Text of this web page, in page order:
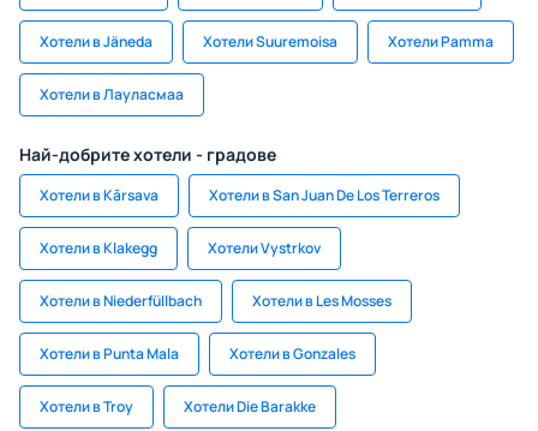
Хотели в Jäneda Хотели Suuremoisa Хотели Pamma
Хотели в Лауласмаа
Най-добрите хотели - градове
Хотели в Kārsava Хотели в San Juan De Los Terreros
Хотели в Klakegg Хотели Vystrkov
Хотели в Niederfüllbach Хотели в Les Mosses
Хотели в Punta Mala Хотели в Gonzales
Хотели в Troy Хотели Die Barakke